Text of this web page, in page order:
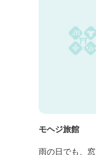
モヘジ旅館
雨の日でも、